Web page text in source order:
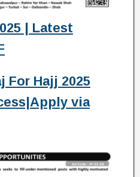
| Latest
For Hajj 2025
via